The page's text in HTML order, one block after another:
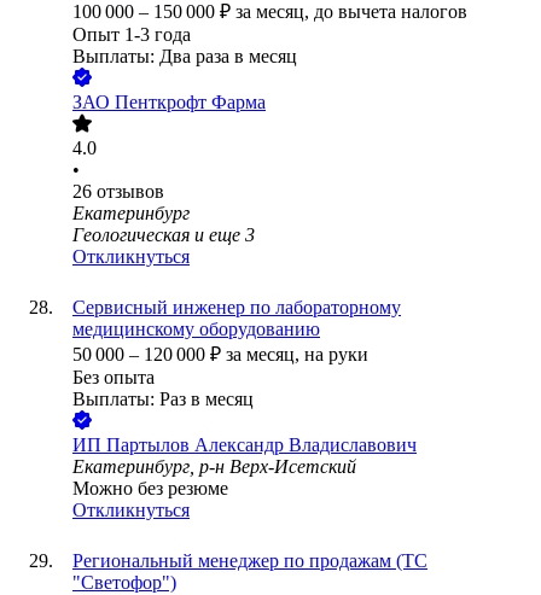
100 000 – 150 000 ₽ за месяц, до вычета налогов
Опыт 1-3 года
Выплаты: Два раза в месяц
ЗАО Пенткрофт Фарма
4.0
•
26 отзывов
Екатеринбург
Геологическая и еще 3
Откликнуться
Сервисный инженер по лабораторному
медицинскому оборудованию
50 000 – 120 000 ₽ за месяц, на руки
Без опыта
Выплаты: Раз в месяц
ИП Партылов Александр Владиславович
Екатеринбург, р-н Верх-Исетский
Можно без резюме
Откликнуться
Региональный менеджер по продажам (ТС
"Светофор")